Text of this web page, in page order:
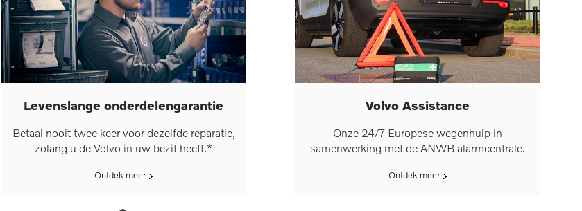
Levenslange onderdelengarantie
Betaal nooit twee keer voor dezelfde reparatie,
zolang u de Volvo in uw bezit heeft.*
Ontdek meer
Volvo Assistance
Onze 24/7 Europese wegenhulp in
samenwerking met de ANWB alarmcentrale.
Ontdek meer